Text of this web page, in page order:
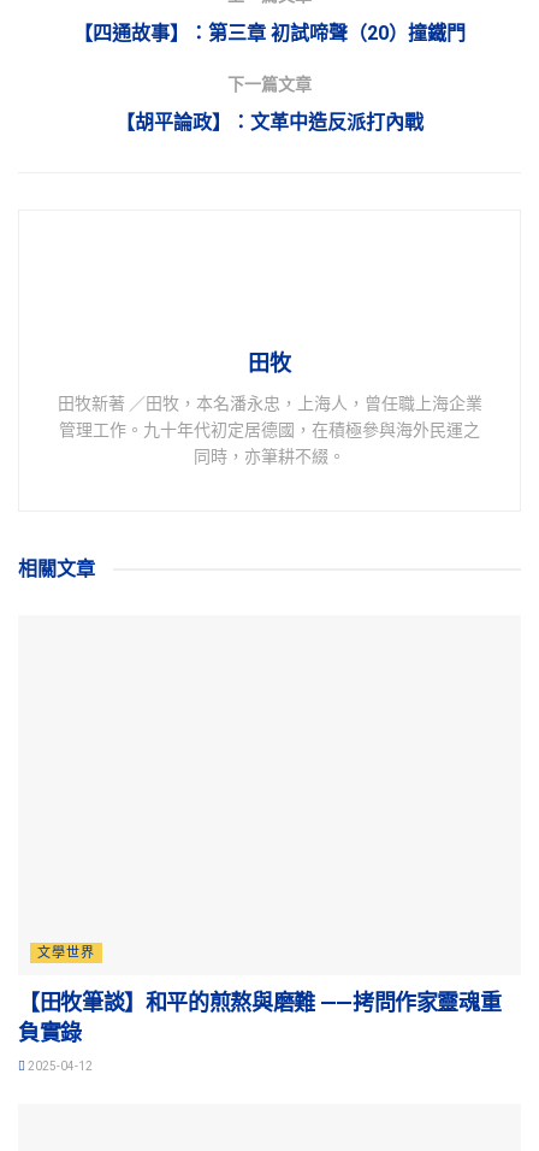
【四通故事】：第三章 初試啼聲（20）撞鐵門
下一篇文章
【胡平論政】：文革中造反派打內戰
田牧
田牧新著 ／田牧，本名潘永忠，上海人，曾任職上海企業
管理工作。九十年代初定居德國，在積極參與海外民運之
同時，亦筆耕不綴。
相關文章
文學世界
【田牧筆談】和平的煎熬與磨難 ——拷問作家靈魂重
負實錄
2025-04-12